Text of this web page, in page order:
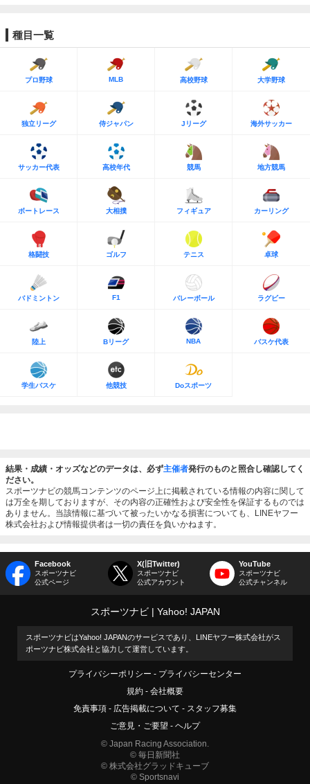
種目一覧
プロ野球 MLB 高校野球 大学野球
独立リーグ 侍ジャパン Jリーグ 海外サッカー
サッカー代表 高校年代 競馬 地方競馬
ボートレース 大相撲 フィギュア カーリング
格闘技 ゴルフ テニス 卓球
バドミントン F1 バレーボール ラグビー
陸上 Bリーグ NBA バスケ代表
学生バスケ 他競技 Doスポーツ
結果・成績・オッズなどのデータは、必ず主催者発行のものと照合し確認してく
ださい。
スポーツナビの競馬コンテンツのページ上に掲載されている情報の内容に関して
は万全を期しておりますが、その内容の正確性および安全性を保証するものでは
ありません。当該情報に基づいて被ったいかなる損害についても、LINEヤフー
株式会社および情報提供者は一切の責任を負いかねます。
Facebook
スポーツナビ
公式ページ
X(旧Twitter)
スポーツナビ
公式アカウント
YouTube
スポーツナビ
公式チャンネル
スポーツナビ Yahoo! JAPAN
スポーツナビはYahoo! JAPANのサービスであり、LINEヤフー株式会社がス
ポーツナビ株式会社と協力して運営しています。
プライバシーポリシー
プライバシーセンター
規約
会社概要
免責事項
広告掲載について
スタッフ募集
ご意見・ご要望
ヘルプ
© Japan Racing Association.
© 毎日新聞社
© 株式会社グラッドキューブ
© Sportsnavi